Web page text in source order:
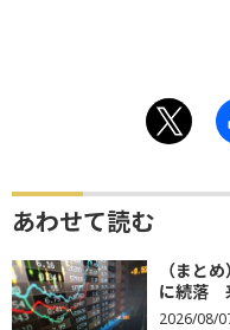
あわせて読む
（まと
に続落
2026/08/